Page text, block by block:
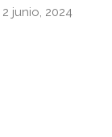
2 junio, 2024